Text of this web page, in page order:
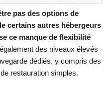
pas des options de
certains autres hébergeurs
ce manque de flexibilité
des niveaux élevés
dédiés, y compris des
restauration simples.